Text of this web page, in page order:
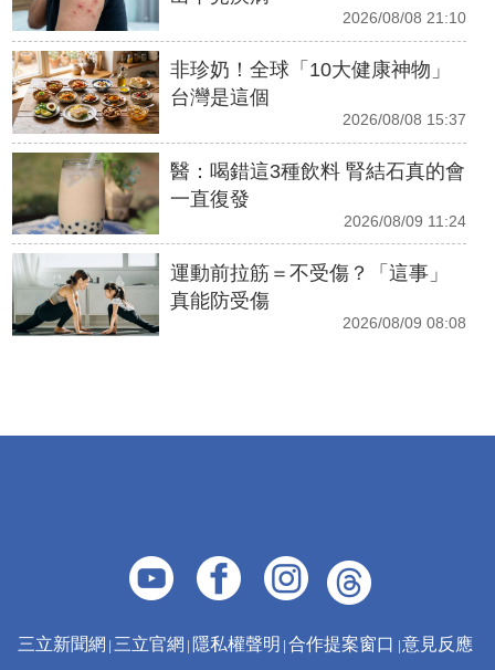
2026/08/08 21:10
非珍奶！全球「10大健康神物」
台灣是這個
2026/08/08 15:37
醫：喝錯這3種飲料 腎結石真的會
一直復發
2026/08/09 11:24
運動前拉筋＝不受傷？「這事」
真能防受傷
2026/08/09 08:08
三立新聞網 三立官網 隱私權聲明 合作提案窗口 意見反應